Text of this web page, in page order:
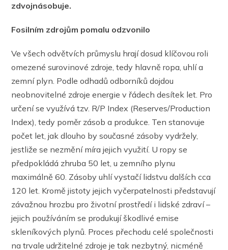
zdvojnásobuje.
Fosilním zdrojům pomalu odzvonilo
Ve všech odvětvích průmyslu hrají dosud klíčovou roli
omezené surovinové zdroje, tedy hlavně ropa, uhlí a
zemní plyn. Podle odhadů odborníků dojdou
neobnovitelné zdroje energie v řádech desítek let. Pro
určení se využívá tzv. R/P Index (Reserves/Production
Index), tedy poměr zásob a produkce. Ten stanovuje
počet let, jak dlouho by současné zásoby vydržely,
jestliže se nezmění míra jejich využití. U ropy se
předpokládá zhruba 50 let, u zemního plynu
maximálně 60. Zásoby uhlí vystačí lidstvu dalších cca
120 let. Kromě jistoty jejich vyčerpatelnosti představují
závažnou hrozbu pro životní prostředí i lidské zdraví –
jejich používáním se produkují škodlivé emise
skleníkových plynů. Proces přechodu celé společnosti
na trvale udržitelné zdroje je tak nezbytný, nicméně